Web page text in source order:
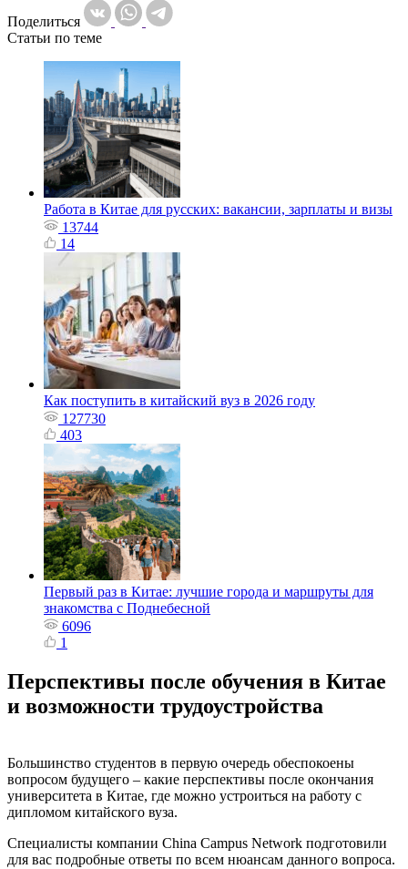
Поделиться
Статьи по теме
Работа в Китае для русских: вакансии, зарплаты и визы
13744
14
Как поступить в китайский вуз в 2026 году
127730
403
Первый раз в Китае: лучшие города и маршруты для
знакомства с Поднебесной
6096
1
Перспективы после обучения в Китае
и возможности трудоустройства
Большинство студентов в первую очередь обеспокоены
вопросом будущего – какие перспективы после окончания
университета в Китае, где можно устроиться на работу с
дипломом китайского вуза.
Специалисты компании China Campus Network подготовили
для вас подробные ответы по всем нюансам данного вопроса.